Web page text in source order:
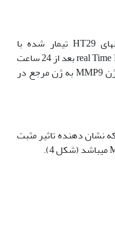
تغییر در بیان ژن MMP9 در سلول‏های HT29 تیمار شده با
نانوذرات نقره با استفاده از روش real Time PCR بعد از 24 ساعت
مورد ارزیابی قرار گرفت. نسبت بیان ژن MMP9 به ژن مرجع در
کاهش یافت که نشان دهنده تاثیر مثبت